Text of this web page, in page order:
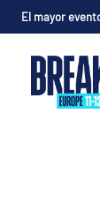
El mayor